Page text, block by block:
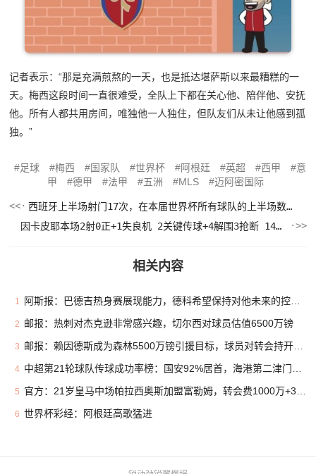
记者表示：“那是充满煎熬的一天，也是抵达堪萨斯以来最糟糕的一
天。梅西这段时间一直很难受，全队上下都在关心他、陪伴他、安抚
他。所有人都共用房间，唯独他一人独住，但队友们从未让他感到孤
独。”
足球 梅西 国家队 世界杯 阿根廷 英超 西甲
意
甲
德甲 法甲 五洲 MLS 迈阿密国际
西班牙上半场射门17次，在本届世界杯所有球队的上半场数据中居首
因卡皮耶本场2射0正+1失良机 2关键传球+4解围3抢断 14对抗10成功
相关内容
1 阿斯报：巴德吉热身赛展现能力，德科希望保持对他未来的控制权
2 邮报：热刺对杰克逊非常感兴趣，切尔西对球员估值6500万镑
3 邮报：赖因德斯成为森林5500万镑引援目标，球员对转会持开放态度
4 中超第21轮球队传球成功率榜：国安92%居首，海港第二津门虎第三
5 官方：21岁皇马中场帕拉西奥斯加盟富勒姆，转会费1000万+30%二转
6 世界杯彩经：阿根廷高歌猛进